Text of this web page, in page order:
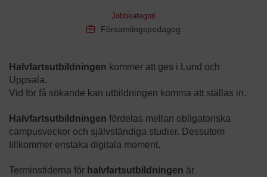
Jobbkategori
Församlingspedagog
Halvfartsutbildningen kommer att ges i Lund och
Uppsala.
Vid för få sökande kan utbildningen komma att ställas in.
Halvfartsutbildningen fördelas mellan obligatoriska
campusveckor och självständiga studier. Dessutom
tillkommer enstaka digitala moment.
Terminstiderna för halvfartsutbildningen är